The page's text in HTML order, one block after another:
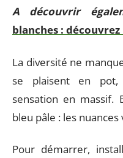
A découvrir
blanches :
La diversité ne
se plaisent en
sensation en massif.
bleu pâle : les nuances
Pour démarrer,